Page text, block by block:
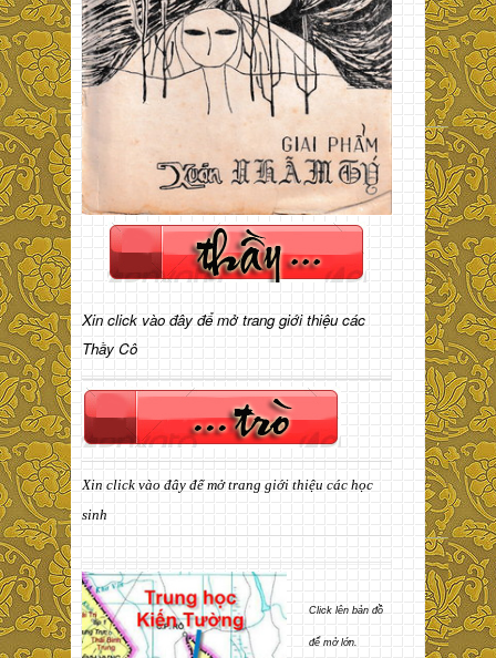
Xin click vào đây để mở trang giới thiệu các
Thầy Cô
Xin click vào đây để mở trang giới thiệu các học
sinh
Click lên bản đồ
để mở lớn.